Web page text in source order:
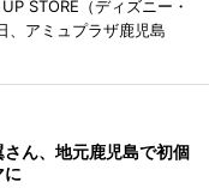
STORE（ディズニー・
、アミュプラザ鹿児島
ん、地元鹿児島で初個